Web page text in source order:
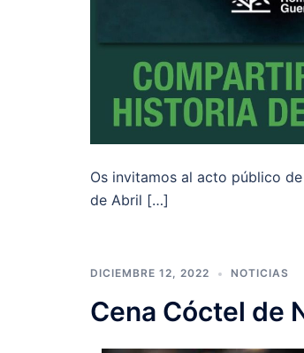
Os invitamos al acto público
de Abril […]
DICIEMBRE 12, 2022 NOTICIAS
Cena Cóctel de